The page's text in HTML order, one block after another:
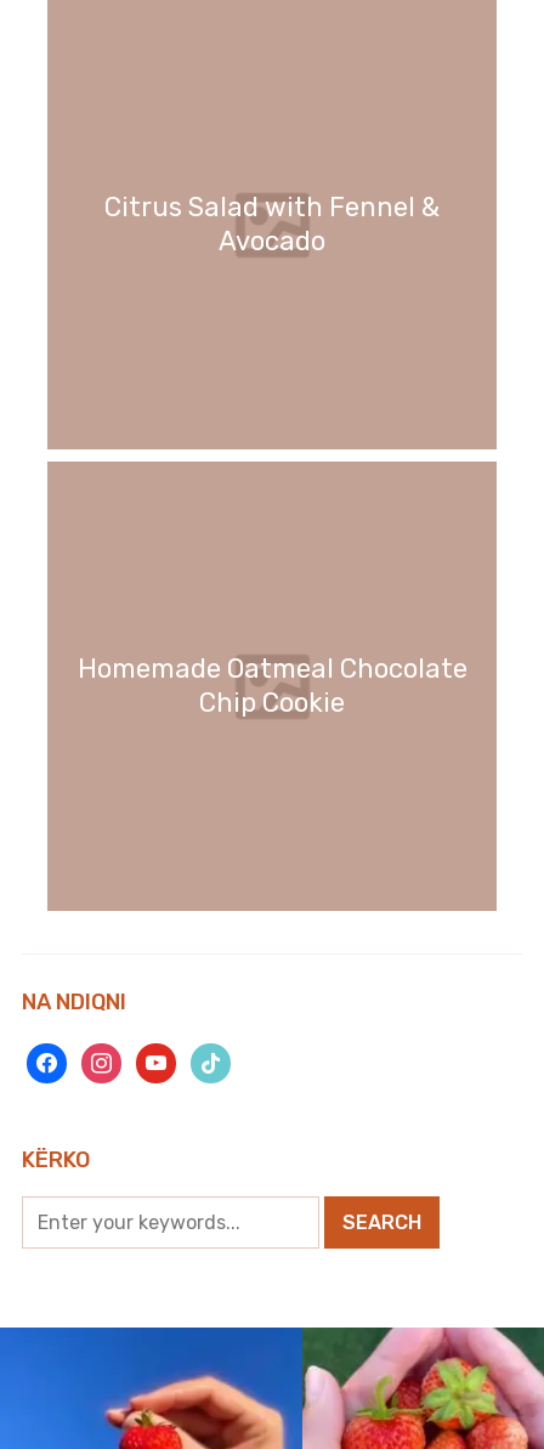
Citrus Salad with Fennel &
Avocado
Homemade Oatmeal Chocolate
Chip Cookie
NA NDIQNI
facebookinstagramyoutubetiktok
KËRKO